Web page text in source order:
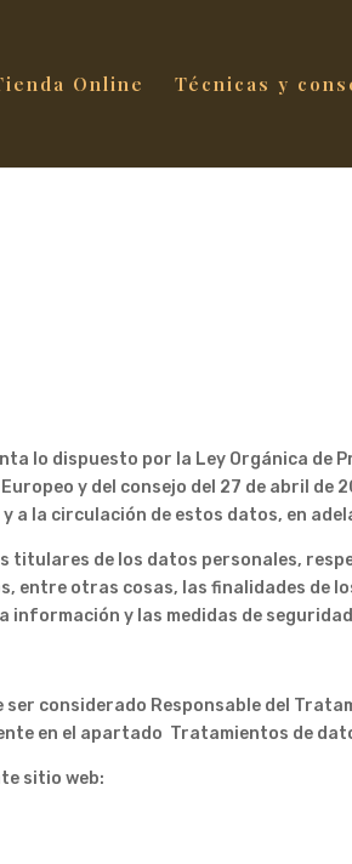
Online Técnicas y
lo dispuesto por la Ley Orgánica de
y del consejo del 27 de abril de
la circulación de estos datos, en
de los datos personales,
otras cosas, las finalidades de
información y las medidas de
ser considerado Responsable del
en el apartado Tratamientos de
sitio web: